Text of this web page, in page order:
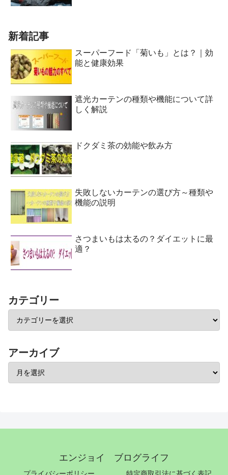
新着記事
スーパーフード「菊いも」とは？｜効
能と健康効果
遮光カーテンの種類や機能について詳
しく解説
ドクダミ茶の効能や飲み方
失敗しないカーテンの選び方～種類や
機能の説明
さつまいもは太るの？ダイエットに最
適？
カテゴリー
アーカイブ
エンジョイ ブログライフ